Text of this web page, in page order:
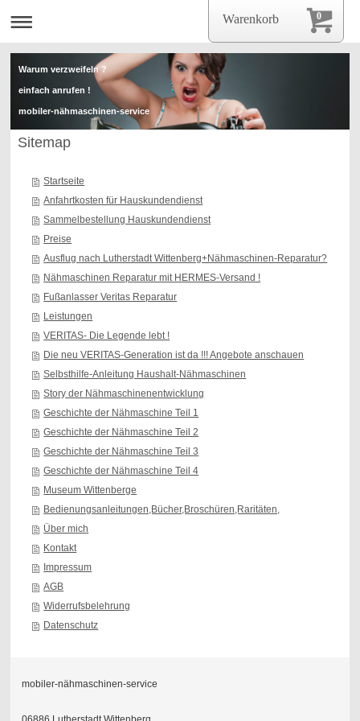
Warum verzweifeln ?
einfach anrufen !
mobiler-nähmaschinen-service
Sitemap
Startseite
Anfahrtkosten für Hauskundendienst
Sammelbestellung Hauskundendienst
Preise
Ausflug nach Lutherstadt Wittenberg+Nähmaschinen-Reparatur?
Nähmaschinen Reparatur mit HERMES-Versand !
Fußanlasser Veritas Reparatur
Leistungen
VERITAS- Die Legende lebt !
Die neu VERITAS-Generation ist da !!! Angebote anschauen
Selbsthilfe-Anleitung Haushalt-Nähmaschinen
Story der Nähmaschinenentwicklung
Geschichte der Nähmaschine Teil 1
Geschichte der Nähmaschine Teil 2
Geschichte der Nähmaschine Teil 3
Geschichte der Nähmaschine Teil 4
Museum Wittenberge
Bedienungsanleitungen,Bücher,Broschüren,Raritäten,
Über mich
Kontakt
Impressum
AGB
Widerrufsbelehrung
Datenschutz
mobiler-nähmaschinen-service
0
Warenkorb